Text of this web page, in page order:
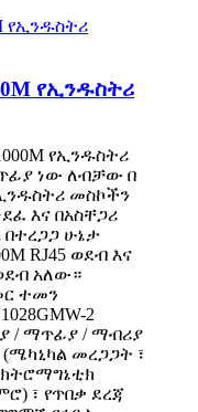
የኢንዱስትሪ
የኢንዱስትሪ
ነው ለብቻው በ
መስኮችን
እና በአስቸጋሪ
ሁኔታ
RJ45 ወደብ እና
ወደብ አለው።
ተመን
2
/ ማጥፊያ / ማብሪያ
መረጋጋት ፣
፣ የጥበቃ ደረጃ